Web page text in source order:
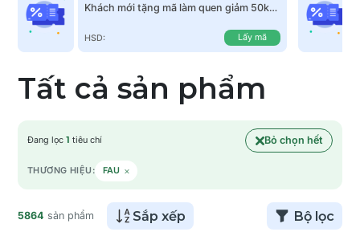
Khách mới tặng mã làm quen giảm 50k
HSD: Lấy mã
Tất cả sản phẩm
Đang lọc 1 tiêu chí Bỏ chọn hết
THƯƠNG HIỆU: FAU ×
5864 sản phẩm Sắp xếp Bộ lọc